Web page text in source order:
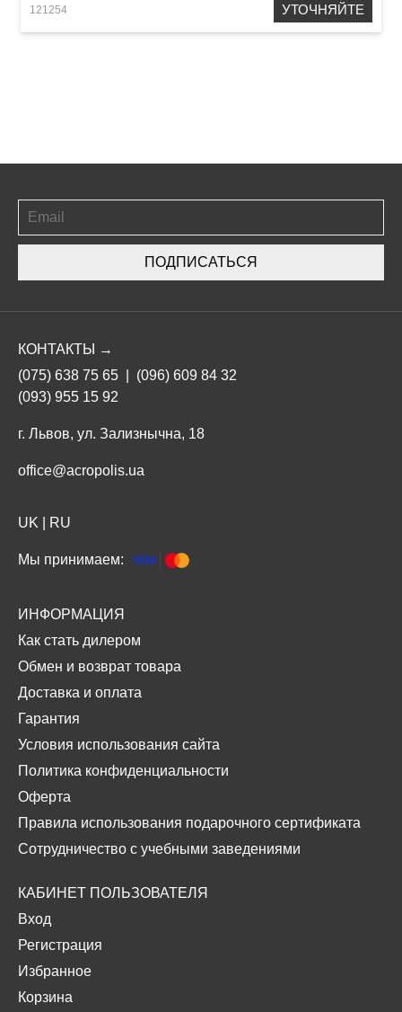
121254 УТОЧНЯЙТЕ
ПОДПИСАТЬСЯ
КОНТАКТЫ →
(075) 638 75 65
(096) 609 84 32
(093) 955 15 92
г. Львов, ул. Зализнычна, 18
office@acropolis.ua
UK RU
Мы принимаем:
ИНФОРМАЦИЯ
Как стать дилером
Обмен и возврат товара
Доставка и оплата
Гарантия
Условия использования сайта
Политика конфиденциальности
Оферта
Правила использования подарочного сертификата
Сотрудничество с учебными заведениями
КАБИНЕТ ПОЛЬЗОВАТЕЛЯ
Вход
Регистрация
Избранное
Корзина